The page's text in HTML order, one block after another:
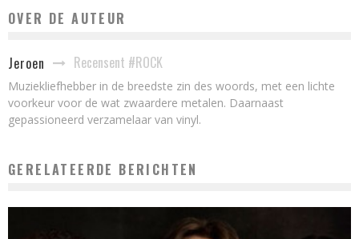
OVER DE AUTEUR
Jeroen Recensent #ROCK
Muziekliefhebber in de breedste zin des woords, met een lichte
voorkeur voor de wat zwaardere metalen. Daarnaast
gepassioneerd verzamelaar van vinyl.
GERELATEERDE BERICHTEN